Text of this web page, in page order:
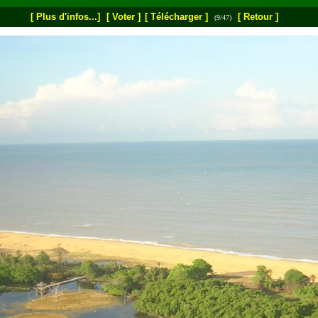
[ Plus d'infos...] [ Voter ] [ Télécharger ] (9/47) [ Retour ]